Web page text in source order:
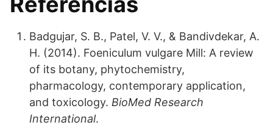
Badgujar, S. B., Patel, V. V., & Bandivdekar, A.
H. (2014). Foeniculum vulgare Mill: A review
of its botany, phytochemistry,
pharmacology, contemporary application,
and toxicology. BioMed Research
International.